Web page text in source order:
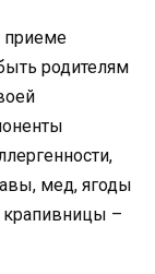
приеме
родителям
мед, ягоды
крапивницы –